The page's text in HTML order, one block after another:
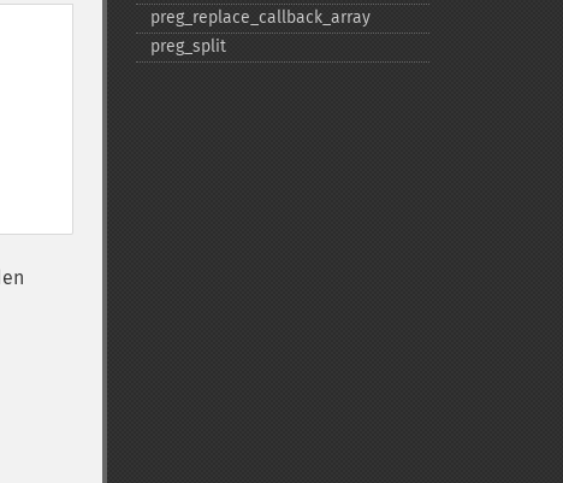
preg_​replace_​callback_​array
preg_​split